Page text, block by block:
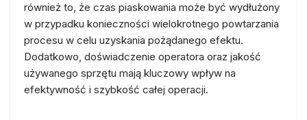
również to, że czas piaskowania może być wydłużony
w przypadku konieczności wielokrotnego powtarzania
procesu w celu uzyskania pożądanego efektu.
Dodatkowo, doświadczenie operatora oraz jakość
używanego sprzętu mają kluczowy wpływ na
efektywność i szybkość całej operacji.